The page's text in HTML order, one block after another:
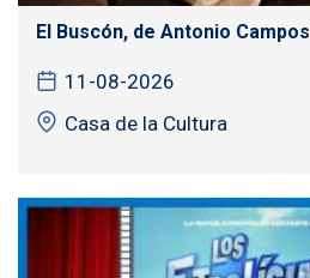
El Buscón, de Antonio Campos
11-08-2026
Casa de la Cultura